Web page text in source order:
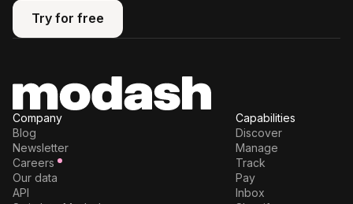
Try for free
Try for free
Company
Blog
Newsletter
Careers
Our data
API
Capabilities
Discover
Manage
Track
Pay
Inbox